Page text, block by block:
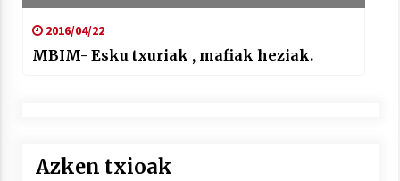
2016/04/22
MBIM- Esku txuriak , mafiak heziak.
Azken txioak